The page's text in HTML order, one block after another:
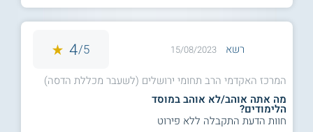
רשא 15/08/2023
5/
4
המרכז האקדמי הרב תחומי ירושלים (לשעבר מכללת הדסה)
מה אתה אוהב/לא אוהב במוסד
הלימודים?
חוות הדעת התקבלה ללא פירוט